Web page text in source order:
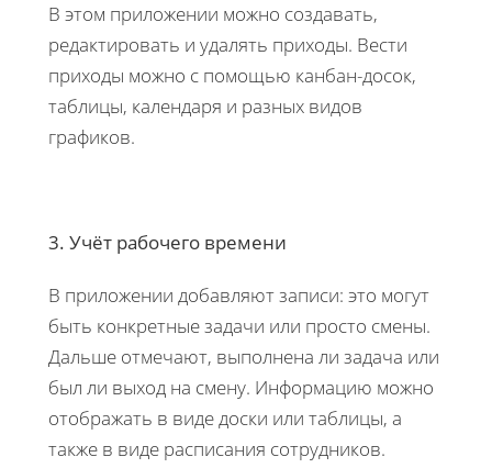
В этом приложении можно создавать,
редактировать и удалять приходы. Вести
приходы можно с помощью канбан-досок,
таблицы, календаря и разных видов
графиков.
3. Учёт рабочего времени
В приложении добавляют записи: это могут
быть конкретные задачи или просто смены.
Дальше отмечают, выполнена ли задача или
был ли выход на смену. Информацию можно
отображать в виде доски или таблицы, а
также в виде расписания сотрудников.